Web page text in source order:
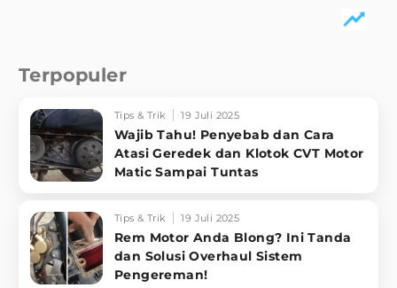
Terpopuler
Tips & Trik 19 Juli 2025
Wajib Tahu! Penyebab dan Cara
Atasi Geredek dan Klotok CVT Motor
Matic Sampai Tuntas
Tips & Trik 19 Juli 2025
Rem Motor Anda Blong? Ini Tanda
dan Solusi Overhaul Sistem
Pengereman!